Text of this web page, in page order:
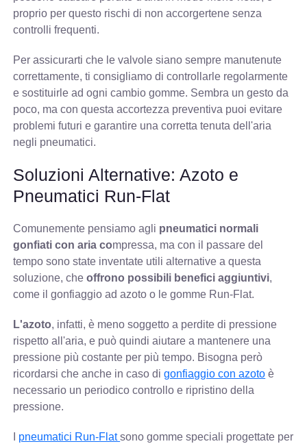
proprio per questo rischi di non accorgertene senza
controlli frequenti.
Per assicurarti che le valvole siano sempre manutenute
correttamente, ti consigliamo di controllarle regolarmente
e sostituirle ad ogni cambio gomme. Sembra un gesto da
poco, ma con questa accortezza preventiva puoi evitare
problemi futuri e garantire una corretta tenuta dell'aria
negli pneumatici.
Soluzioni Alternative: Azoto e
Pneumatici Run-Flat
Comunemente pensiamo agli pneumatici normali
gonfiati con aria compressa, ma con il passare del
tempo sono state inventate utili alternative a questa
soluzione, cheoffrono possibili benefici aggiuntivi,
come il gonfiaggio ad azoto o le gomme Run-Flat.
L'azoto, infatti, è meno soggetto a perdite di pressione
rispetto all'aria, e può quindi aiutare a mantenere una
pressione più costante per più tempo. Bisogna però
ricordarsi che anche in caso digonfiaggio con azoto è
necessario un periodico controllo e ripristino della
pressione.
pneumatici Run-Flatsono gomme speciali progettate per